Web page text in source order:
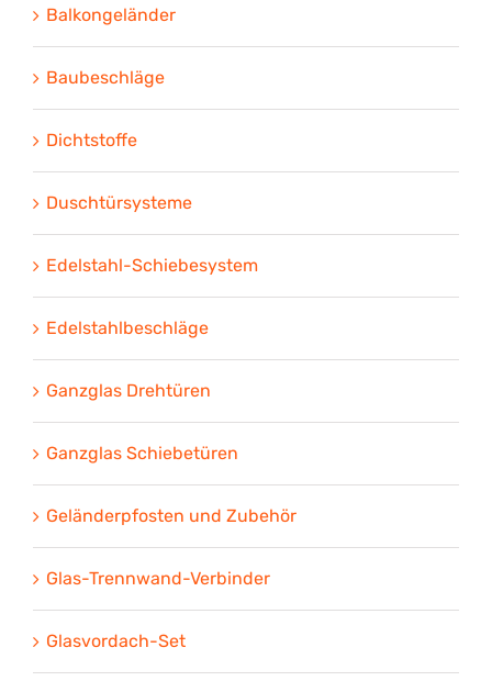
Balkongeländer
Baubeschläge
Dichtstoffe
Duschtürsysteme
Edelstahl-Schiebesystem
Edelstahlbeschläge
Ganzglas Drehtüren
Ganzglas Schiebetüren
Geländerpfosten und Zubehör
Glas-Trennwand-Verbinder
Glasvordach-Set